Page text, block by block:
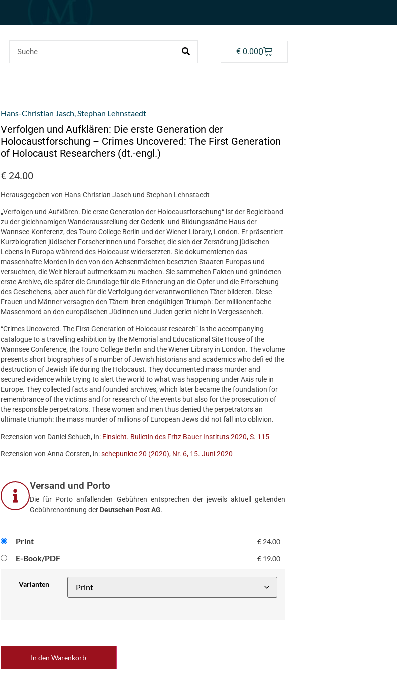
€0.000
Hans-Christian Jasch,Stephan Lehnstaedt
Verfolgen und Aufklären: Die erste Generation der
Holocaustforschung – Crimes Uncovered: The First Generation
of Holocaust Researchers (dt.-engl.)
€ 24.00
Herausgegeben von Hans-Christian Jasch und Stephan Lehnstaedt
„Verfolgen und Aufklären. Die erste Generation der Holocaustforschung“ ist der Begleitband
zu der gleichnamigen Wanderausstellung der Gedenk- und Bildungsstätte Haus der
Wannsee-Konferenz, des Touro College Berlin und der Wiener Library, London. Er präsentiert
Kurzbiografien jüdischer Forscherinnen und Forscher, die sich der Zerstörung jüdischen
Lebens in Europa während des Holocaust widersetzten. Sie dokumentierten das
massenhafte Morden in den von den Achsenmächten besetzten Staaten Europas und
versuchten, die Welt hierauf aufmerksam zu machen. Sie sammelten Fakten und gründeten
erste Archive, die später die Grundlage für die Erinnerung an die Opfer und die Erforschung
des Geschehens, aber auch für die Verfolgung der verantwortlichen Täter bildeten. Diese
Frauen und Männer versagten den Tätern ihren endgültigen Triumph: Der millionenfache
Massenmord an den europäischen Jüdinnen und Juden geriet nicht in Vergessenheit.
“Crimes Uncovered. The First Generation of Holocaust research” is the accompanying
catalogue to a travelling exhibition by the Memorial and Educational Site House of the
Wannsee Conference, the Touro College Berlin and the Wiener Library in London. The volume
presents short biographies of a number of Jewish historians and academics who defi ed the
destruction of Jewish life during the Holocaust. They documented mass murder and
secured evidence while trying to alert the world to what was happening under Axis rule in
Europe. They collected facts and founded archives, which later became the foundation for
remembrance of the victims and for research of the events but also for the prosecution of
the responsible perpetrators. These women and men thus denied the perpetrators an
ultimate triumph: the mass murder of millions of European Jews did not fall into oblivion.
Rezension von Daniel Schuch, in: Einsicht. Bulletin des Fritz Bauer Instituts 2020, S. 115
Rezension von Anna Corsten, in:sehepunkte 20 (2020), Nr. 6, 15. Juni 2020
Versand und Porto
Die für Porto anfallenden Gebühren entsprechen der jeweils aktuell geltenden
Gebührenordnung der Deutschen Post AG.
Print €24.00
E-Book/PDF €19.00
Varianten
In den Warenkorb